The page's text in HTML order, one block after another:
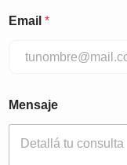
Email *
Mensaje